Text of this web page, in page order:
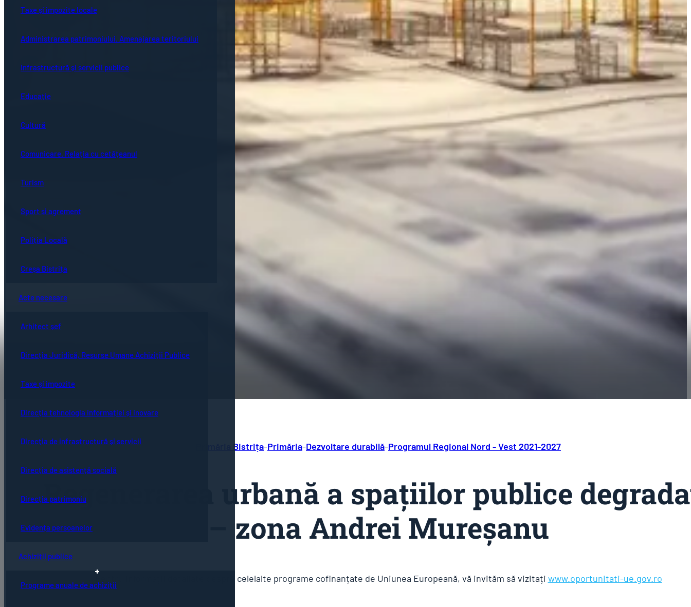
Taxe și impozite locale
Administrarea patrimoniului. Amenajarea teritoriului
Infrastructură și servicii publice
Educație
Cultură
Comunicare. Relația cu cetățeanul
Turism
Sport și agrement
Poliția Locală
Creșa Bistrița
Acte necesare
Arhitect șef
Direcția Juridică, Resurse Umane Achiziții Publice
Taxe și impozite
Direcția tehnologia informației și inovare
Direcția de infrastructură și servicii
Direcția de asistență socială
Direcția patrimoniu
Evidența persoanelor
Achiziții publice
Programe anuale de achiziții
Primăria Bistrița-Primăria-Dezvoltare durabilă-Programul Regional Nord - Vest 2021-2027
Regenerarea urbană a spațiilor publice
– zona Andrei Mureșanu
Pentru informații detaliate despre celelalte programe cofinanțate de Uniunea Europeană, vă invităm să vizitați www.oportunitati-ue.gov.ro